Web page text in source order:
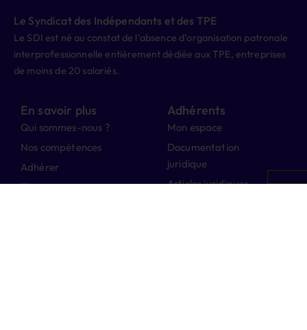
Le Syndicat des Indépendants et des TPE
Le SDI est né au constat de l’absence d’organisation patronale
interprofessionnelle entièrement dédiée aux TPE, entreprises
de moins de 20 salariés.
En savoir plus
Qui sommes-nous ?
Nos compétences
Adhérer
Témoignages
Adhérents
Mon espace
Documentation
juridique
Articles juridiques